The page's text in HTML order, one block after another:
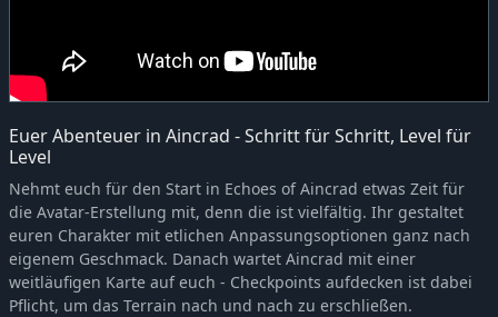
Euer Abenteuer in Aincrad - Schritt für Schritt, Level für
Level
Nehmt euch für den Start in Echoes of Aincrad etwas Zeit für
die Avatar-Erstellung mit, denn die ist vielfältig. Ihr gestaltet
euren Charakter mit etlichen Anpassungsoptionen ganz nach
eigenem Geschmack. Danach wartet Aincrad mit einer
weitläufigen Karte auf euch - Checkpoints aufdecken ist dabei
Pflicht, um das Terrain nach und nach zu erschließen.